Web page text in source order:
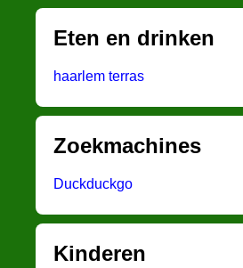
Eten en drinken
haarlem terras
Zoekmachines
Duckduckgo
Kinderen